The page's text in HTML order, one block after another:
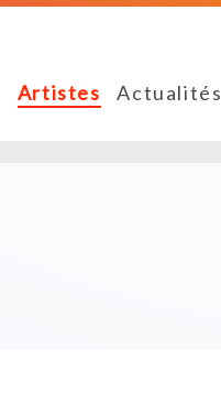
Artistes Actualités